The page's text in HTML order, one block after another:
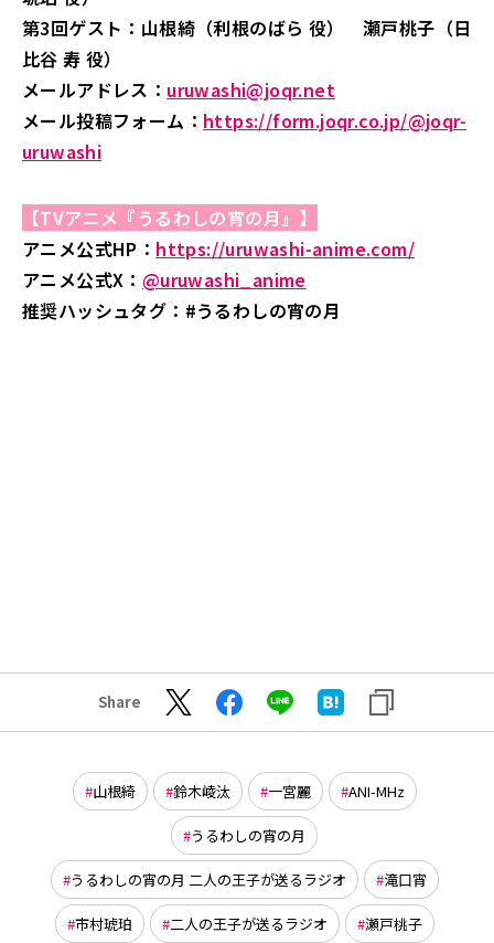
第3回ゲスト：山根綺（利根のばら 役） 瀬戸桃子（日
比谷 寿 役）
メールアドレス： uruwashi@joqr.net
メール投稿フォーム： https://form.joqr.co.jp/@joqr-
uruwashi
【TVアニメ『うるわしの宵の月』】
アニメ公式HP： https://uruwashi-anime.com/
アニメ公式X： @uruwashi_anime
推奨ハッシュタグ：#うるわしの宵の月
Share
山根綺 鈴木崚汰 一宮麗 ANI-MHz
うるわしの宵の月
うるわしの宵の月 二人の王子が送るラジオ 滝口宵
市村琥珀 二人の王子が送るラジオ 瀬戸桃子